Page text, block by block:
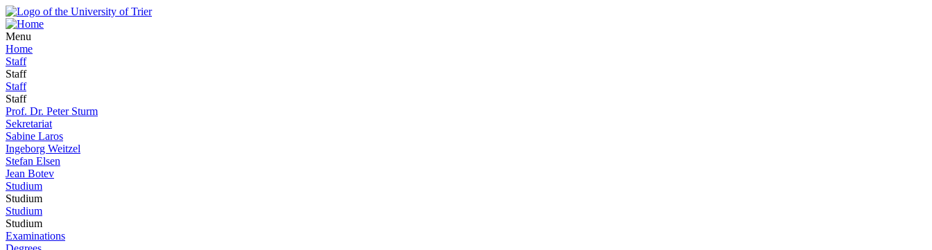
Menu
Home
Staff
Staff
Staff
Staff
Prof. Dr. Peter Sturm
Sekretariat
Sabine Laros
Ingeborg Weitzel
Stefan Elsen
Jean Botev
Studium
Studium
Studium
Studium
Examinations